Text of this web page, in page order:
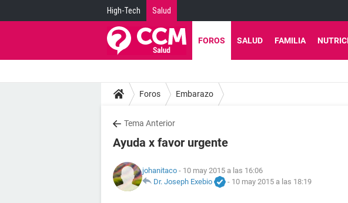
High-Tech Salud
FOROS SALUD FAMILIA
Foros Embarazo
Tema Anterior
Ayuda x favor urgente
johanitaco - 10 may 2015 a las 16:06
Dr. Joseph Exebio
- 10 may 2015 a las 18:19